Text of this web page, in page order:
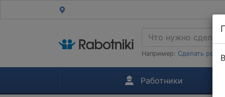
Например: Сделать
Работники